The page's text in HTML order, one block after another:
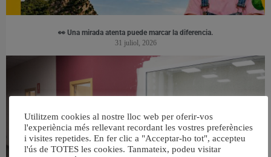
👀 Una mirada atenta puede marcar la diferencia.
31 juliol, 2026
Utilitzem cookies al nostre lloc web per oferir-vos
l'experiència més rellevant recordant les vostres preferències
i visites repetides. En fer clic a "Acceptar-ho tot", accepteu
l'ús de TOTES les cookies. Tanmateix, podeu visitar